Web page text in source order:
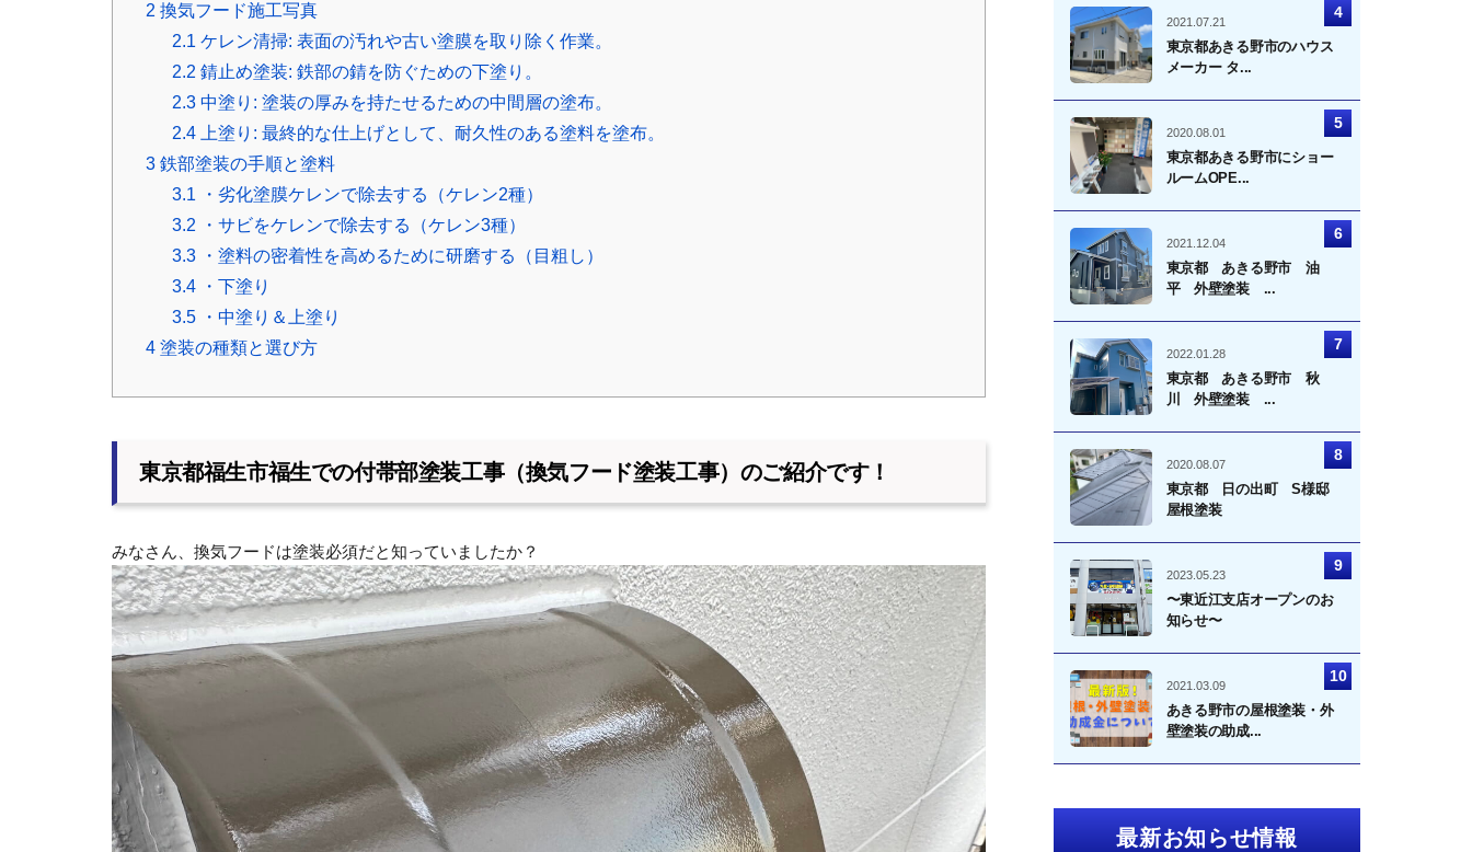
2 換気フード施工写真
2.1 ケレン清掃: 表面の汚れや古い塗膜を取り除く作業。
2.2 錆止め塗装: 鉄部の錆を防ぐための下塗り。
2.3 中塗り: 塗装の厚みを持たせるための中間層の塗布。
2.4 上塗り: 最終的な仕上げとして、耐久性のある塗料を塗布。
3 鉄部塗装の手順と塗料
3.1 ・劣化塗膜ケレンで除去する（ケレン2種）
3.2 ・サビをケレンで除去する（ケレン3種）
3.3 ・塗料の密着性を高めるために研磨する（目粗し）
3.4 ・下塗り
3.5 ・中塗り＆上塗り
4 塗装の種類と選び方
東京都福生市福生での付帯部塗装工事（換気フード塗装工事）のご紹介です！
みなさん、換気フードは塗装必須だと知っていましたか？
2021.07.21
東京都あきる野市のハウス
メーカー タ...
2020.08.01
東京都あきる野市にショー
ルームOPE...
2021.12.04
東京都 あきる野市 油
平 外壁塗装 ...
2022.01.28
東京都 あきる野市 秋
川 外壁塗装 ...
2020.08.07
東京都 日の出町 S様邸
屋根塗装
2023.05.23
〜東近江支店オープンのお
知らせ〜
2021.03.09
あきる野市の屋根塗装・外
壁塗装の助成...
最新お知らせ情報